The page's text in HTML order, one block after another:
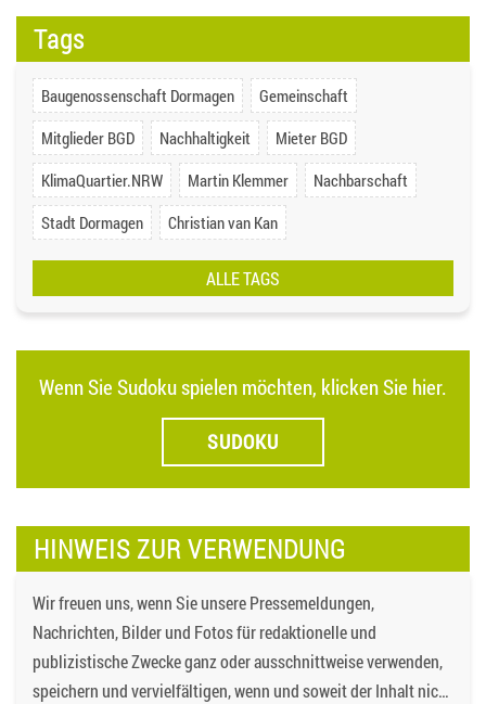
Tags
Baugenossenschaft Dormagen
Gemeinschaft
Mitglieder BGD
Nachhaltigkeit
Mieter BGD
KlimaQuartier.NRW
Martin Klemmer
Nachbarschaft
Stadt Dormagen
Christian van Kan
ALLE TAGS
Wenn Sie Sudoku spielen möchten, klicken Sie hier.
SUDOKU
HINWEIS ZUR VERWENDUNG
Wir freuen uns, wenn Sie unsere Pressemeldungen,
Nachrichten, Bilder und Fotos für redaktionelle und
publizistische Zwecke ganz oder ausschnittweise verwenden,
speichern und vervielfältigen, wenn und soweit der Inhalt nicht